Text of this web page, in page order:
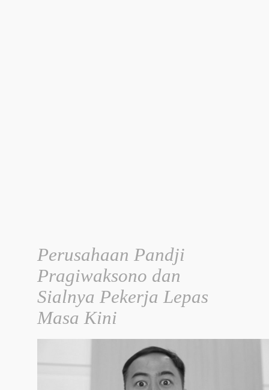
Perusahaan Pandji
Pragiwaksono dan
Sialnya Pekerja Lepas
Masa Kini